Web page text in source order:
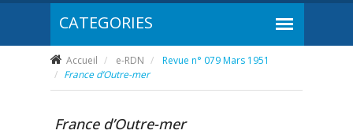
Accueil e-RDN
Revue n° 079 Mars 1951
France d’Outre-mer
France d’Outre-mer